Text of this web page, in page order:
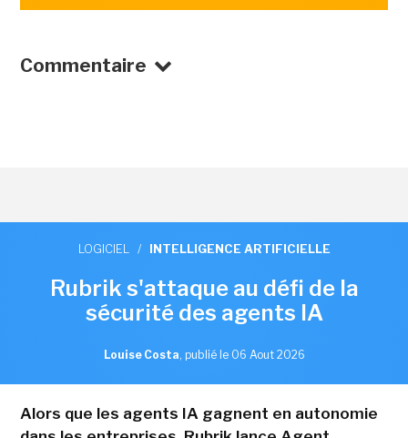
Commentaire
LOGICIEL / INTELLIGENCE ARTIFICIELLE
Rubrik s'attaque au défi de la
sécurité des agents IA
Louise Costa, publié le 06 Aout 2026
Alors que les agents IA gagnent en autonomie